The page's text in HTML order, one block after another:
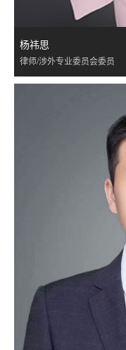
杨祎思
律师/涉外专业委员会委员